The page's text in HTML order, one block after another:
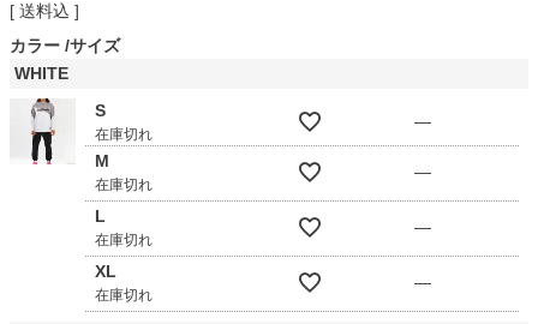
送料込
カラー サイズ
WHITE
S
在庫切れ
—
M
在庫切れ
—
L
在庫切れ
—
XL
在庫切れ
—